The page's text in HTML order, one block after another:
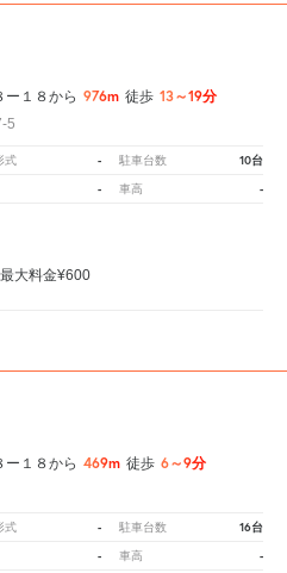
ー１８から 976m 徒歩 13～19分
5
式 - 駐車台数 10台
- 車高 -
大料金¥600
ー１８から 469m 徒歩 6～9分
式 - 駐車台数 16台
- 車高 -